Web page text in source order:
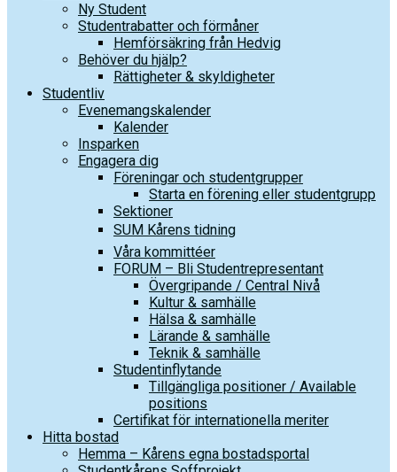
Ny Student
Studentrabatter och förmåner
Hemförsäkring från Hedvig
Behöver du hjälp?
Rättigheter & skyldigheter
Studentliv
Evenemangskalender
Kalender
Insparken
Engagera dig
Föreningar och studentgrupper
Starta en förening eller studentgrupp
Sektioner
SUM Kårens tidning
Våra kommittéer
FORUM – Bli Studentrepresentant
Övergripande / Central Nivå
Kultur & samhälle
Hälsa & samhälle
Lärande & samhälle
Teknik & samhälle
Studentinflytande
Tillgängliga positioner / Available
positions
Certifikat för internationella meriter
Hitta bostad
Hemma – Kårens egna bostadsportal